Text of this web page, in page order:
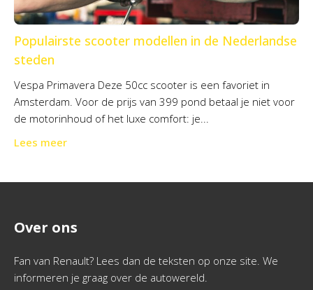
Populairste scooter modellen in de Nederlandse
steden
Vespa Primavera Deze 50cc scooter is een favoriet in
Amsterdam. Voor de prijs van 399 pond betaal je niet voor
de motorinhoud of het luxe comfort: je...
Lees meer
Over ons
Fan van Renault? Lees dan de teksten op onze site. We
informeren je graag over de autowereld.